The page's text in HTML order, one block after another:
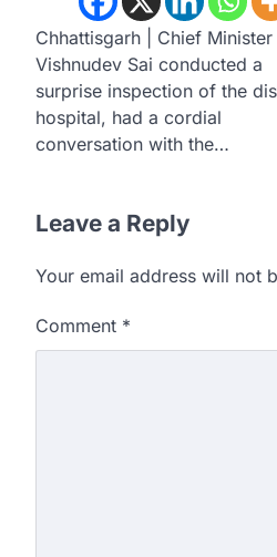
Chhattisgarh | Chief Minister
Vishnudev Sai conducted a
surprise inspection of the
hospital, had a cordial
conversation with the…
Leave a Reply
Your email address will not
Comment *